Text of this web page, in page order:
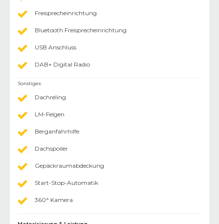
Freisprecheinrichtung
Bluetooth Freisprecheinrichtung
USB Anschluss
DAB+ Digital Radio
Sonstiges:
Dachreling
LM-Felgen
Berganfahrhilfe
Dachspoiler
Gepäckraumabdeckung
Start-Stop-Automatik
360° Kamera